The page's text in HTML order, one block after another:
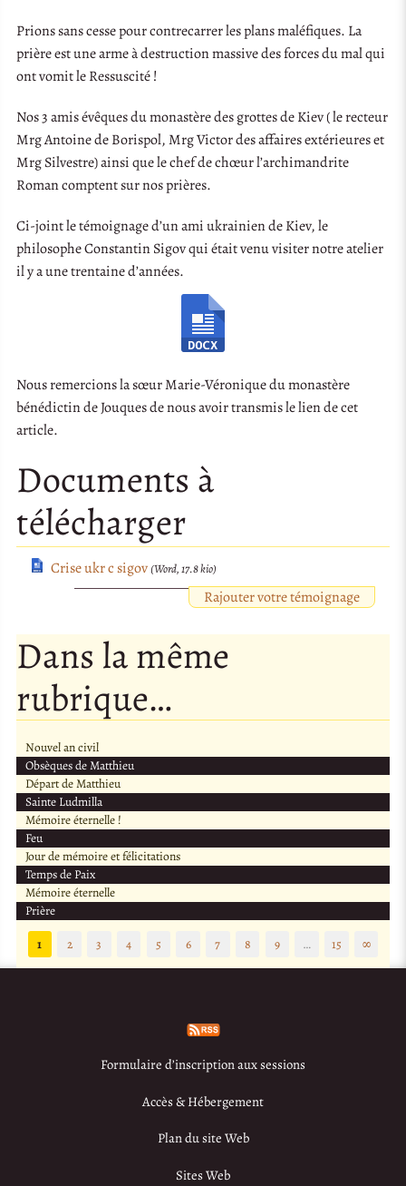
Prions sans cesse pour contrecarrer les plans maléfiques. La
prière est une arme à destruction massive des forces du mal qui
ont vomit le Ressuscité !
Nos 3 amis évêques du monastère des grottes de Kiev ( le recteur
Mrg Antoine de Borispol, Mrg Victor des affaires extérieures et
Mrg Silvestre) ainsi que le chef de chœur l’archimandrite
Roman comptent sur nos prières.
Ci-joint le témoignage d’un ami ukrainien de Kiev, le
philosophe Constantin Sigov qui était venu visiter notre atelier
il y a une trentaine d’années.
Nous remercions la sœur Marie-Véronique du monastère
bénédictin de Jouques de nous avoir transmis le lien de cet
article.
Documents à
télécharger
Crise ukr c sigov (Word, 17.8 kio)
Rajouter votre témoignage
Dans la même
rubrique…
Nouvel an civil
Obsèques de Matthieu
Départ de Matthieu
Sainte Ludmilla
Mémoire éternelle !
Feu
Jour de mémoire et félicitations
Temps de Paix
Mémoire éternelle
Prière
1
2 3 4 5 6 7 8 9 … 15 ∞
Formulaire d’inscription aux sessions
Accès & Hébergement
Plan du site Web
Sites Web